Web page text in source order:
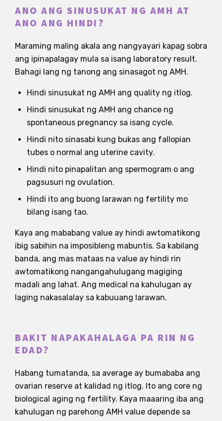
ANO ANG SINUSUKAT NG AMH AT
ANO ANG HINDI?
Maraming maling akala ang nangyayari kapag sobra
ang ipinapalagay mula sa isang laboratory result.
Bahagi lang ng tanong ang sinasagot ng AMH.
Hindi sinusukat ng AMH ang quality ng itlog.
Hindi sinusukat ng AMH ang chance ng
spontaneous pregnancy sa isang cycle.
Hindi nito sinasabi kung bukas ang fallopian
tubes o normal ang uterine cavity.
Hindi nito pinapalitan ang spermogram o ang
pagsusuri ng ovulation.
Hindi ito ang buong larawan ng fertility mo
bilang isang tao.
Kaya ang mababang value ay hindi awtomatikong
ibig sabihin na imposibleng mabuntis. Sa kabilang
banda, ang mas mataas na value ay hindi rin
awtomatikong nangangahulugang magiging
madali ang lahat. Ang medical na kahulugan ay
laging nakasalalay sa kabuuang larawan.
BAKIT NAPAKAHALAGA PA RIN NG
EDAD?
Habang tumatanda, sa average ay bumababa ang
ovarian reserve at kalidad ng itlog. Ito ang core ng
biological aging ng fertility. Kaya maaaring iba ang
kahulugan ng parehong AMH value depende sa